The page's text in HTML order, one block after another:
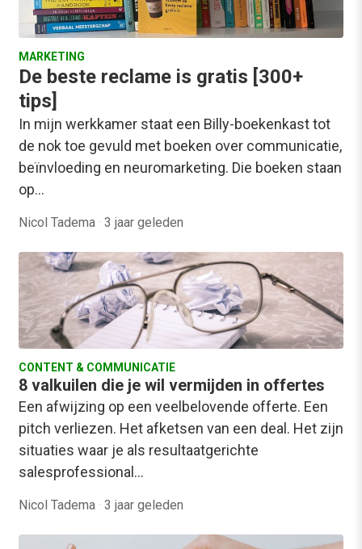
MARKETING
De beste reclame is gratis [300+
tips]
In mijn werkkamer staat een Billy-boekenkast tot
de nok toe gevuld met boeken over communicatie,
beïnvloeding en neuromarketing. Die boeken staan
op…
Nicol Tadema · 3 jaar geleden
CONTENT & COMMUNICATIE
8 valkuilen die je wil vermijden in offertes
Een afwijzing op een veelbelovende offerte. Een
pitch verliezen. Het afketsen van een deal. Het zijn
situaties waar je als resultaatgerichte
salesprofessional…
Nicol Tadema · 3 jaar geleden